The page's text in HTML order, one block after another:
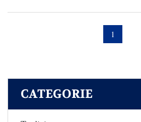
1
CATEGORIE